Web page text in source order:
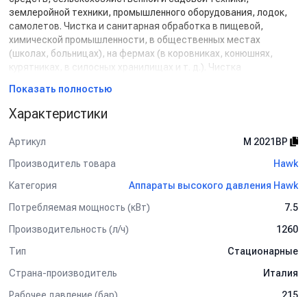
землеройной техники, промышленного оборудования, лодок,
самолетов. Чистка и санитарная обработка в пищевой,
химической промышленности, в общественных местах
(школах, больницах), на фермах (в коровниках, конюшнях,
курятниках, в силосных хранилищах и т. д.). Чистка
баков. Пескоструйная очистка поверхностей, строительных
фасадов и стен; чистка памятников, чистка корпусов суден.
Снятие краски (лакокрасочного покрытия) со зданий,
ограждений, кораблей. Стационарные установки,
оборудование и арматура, туннели автоматической мойки
автомобилей, проходные системы мойки, установки для
применения, например, системы водораспыления для
бытовых, коммерческих, промышленных и
безопасности, техобслуживание и чистка водостоков и
канализационных труб, водопроводов и многое другое.
Показать полностью
Характеристики
Артикул
M 2021BP
Производитель товара
Hawk
Категория
Аппараты высокого давления Hawk
Потребляемая мощность (кВт)
7.5
Производительность (л/ч)
1260
Тип
Стационарные
Страна-производитель
Италия
Рабочее давление (бар)